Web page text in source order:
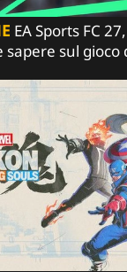
EA Sports FC
sapere sul gioco